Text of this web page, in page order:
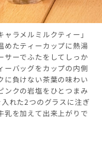
ラメルミルクティー」
めたティーカップに熱湯
サーでふたをしてしっか
ーバッグをカップの内側
に負けない茶葉の味わい
ンクの岩塩をひとつまみ
れた2つのグラスに注ぎ
乳を加えて出来上がりで